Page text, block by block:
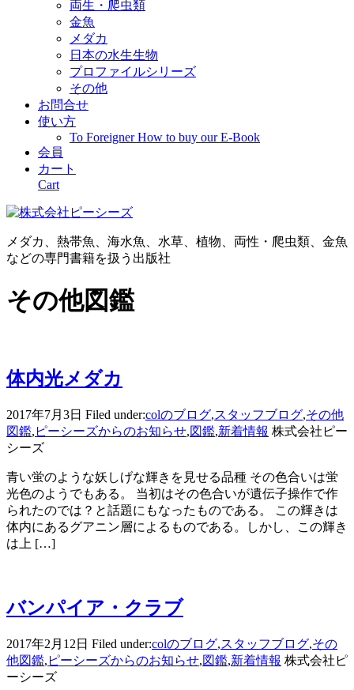
両生・爬虫類
金魚
メダカ
日本の水生生物
プロファイルシリーズ
その他
お問合せ
使い方
To Foreigner How to buy our E-Book
会員
カート
Cart
メダカ、熱帯魚、海水魚、水草、植物、両性・爬虫類、金魚
などの専門書籍を扱う出版社
その他図鑑
体内光メダカ
2017年7月3日 Filed under:colのブログ,スタッフブログ,その他
図鑑, ピーシーズからのお知らせ,図鑑,新着情報 株式会社ピー
シーズ
青い蛍のような妖しげな輝きを見せる品種 その色合いは蛍
光色のようでもある。 当初はその色合いが遺伝子操作で作
られたのでは？と話題にもなったものである。 この輝きは
体内にあるグアニン層によるものである。しかし、この輝き
は上 […]
バンパイア・クラブ
2017年2月12日 Filed under:colのブログ,スタッフブログ,その
他図鑑, ピーシーズからのお知らせ,図鑑,新着情報 株式会社ピ
ーシーズ